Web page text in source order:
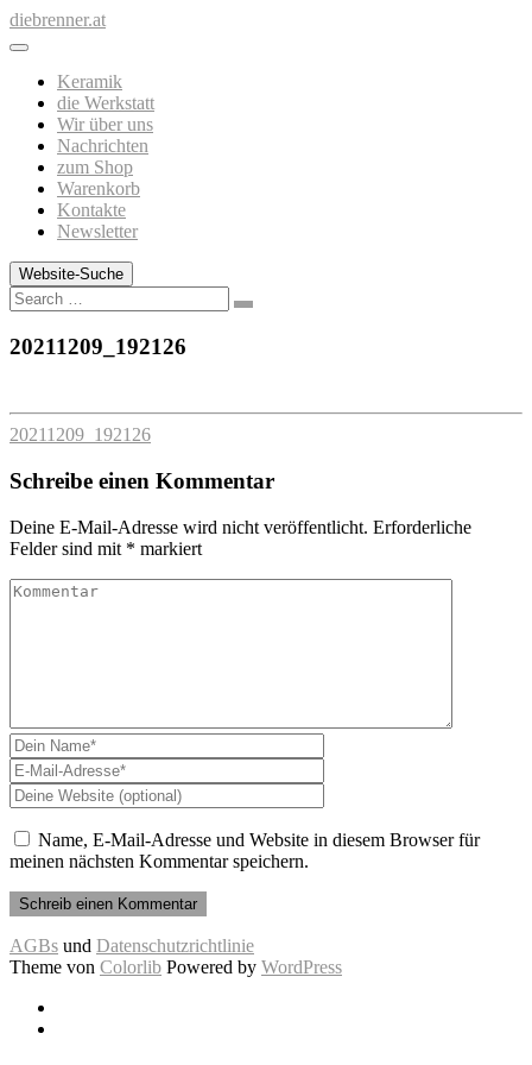
Zum
Inhalt
diebrenner.at
Keramik
die Werkstatt
Wir über uns
Nachrichten
zum Shop
Warenkorb
Kontakte
Newsletter
Website-Suche
Search
20211209_192126
20211209_192126
Schreibe einen Kommentar
Deine E-Mail-Adresse wird nicht veröffentlicht. Erforderliche
Felder sind mit * markiert
Name, E-Mail-Adresse und Website in diesem Browser für
meinen nächsten Kommentar speichern.
AGBs und Datenschutzrichtlinie
Theme von Colorlib Powered by WordPress